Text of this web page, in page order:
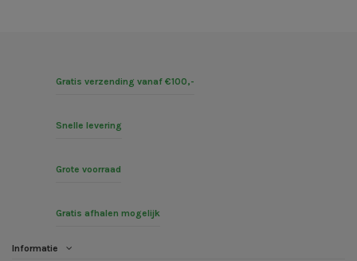
Gratis verzending vanaf €100,-
Snelle levering
Grote voorraad
Gratis afhalen mogelijk
Informatie